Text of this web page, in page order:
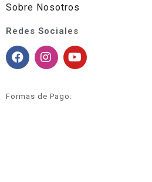
Sobre Nosotros
Redes Sociales
Formas de Pago: